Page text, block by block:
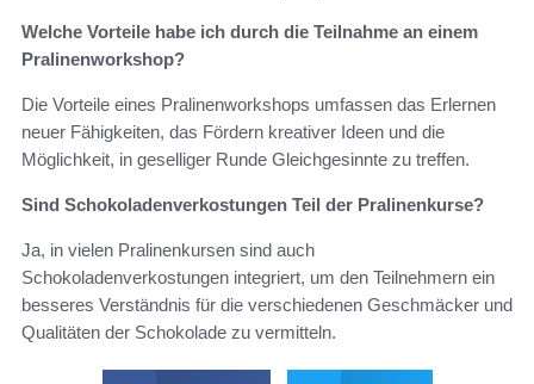
Welche Vorteile habe ich durch die Teilnahme an einem
Pralinenworkshop?
Die Vorteile eines Pralinenworkshops umfassen das Erlernen
neuer Fähigkeiten, das Fördern kreativer Ideen und die
Möglichkeit, in geselliger Runde Gleichgesinnte zu treffen.
Sind Schokoladenverkostungen Teil der Pralinenkurse?
Ja, in vielen Pralinenkursen sind auch
Schokoladenverkostungen integriert, um den Teilnehmern ein
besseres Verständnis für die verschiedenen Geschmäcker und
Qualitäten der Schokolade zu vermitteln.